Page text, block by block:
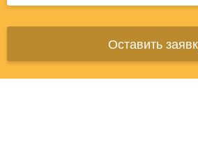
Оставить